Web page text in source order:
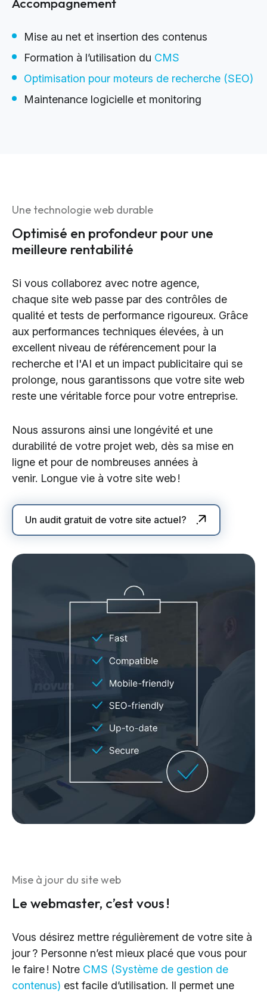
Mise au net et insertion des contenus
Formation à l’utilisation du CMS
Optimisation pour moteurs de recherche (SEO)
Maintenance logicielle et monitoring
Une technologie web durable
Optimisé en profondeur pour une
meilleure rentabilité
Si vous collaborez avec notre agence,
chaque site web passe par des contrôles de
qualité et tests de performance rigoureux. Grâce
aux performances techniques élevées, à un
excellent niveau de référencement pour la
recherche et l'AI et un impact publicitaire qui se
prolonge, nous garantissons que votre site web
reste une véritable force pour votre entreprise.
Nous assurons ainsi une longévité et une
durabilité de votre projet web, dès sa mise en
ligne et pour de nombreuses années à
venir. Longue vie à votre site web !
Un audit gratuit de votre site actuel?
Mise à jour du site web
Le webmaster, c’est vous !
Vous désirez mettre régulièrement de votre site à
jour ? Personne n’est mieux placé que vous pour
le faire ! Notre CMS (Système de gestion de
contenus) est facile d’utilisation. Il permet une